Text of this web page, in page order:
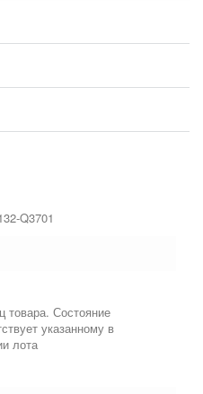
Q3701
товара. Состояние
указанному в
лота